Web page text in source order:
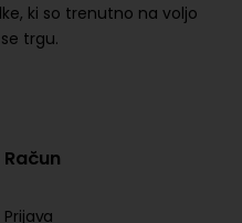
ki so trenutno na voljo
trgu.
Račun
Prijava